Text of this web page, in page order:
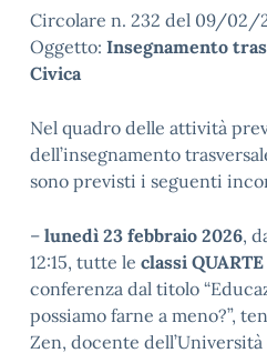
Circolare n. 232 del 09/02/
Oggetto: Insegnamento
Civica
Nel quadro delle attività
dell’insegnamento
sono previsti i seguenti
– lunedì 23 febbraio 2026,
12:15, tutte le classi QUARTE
conferenza dal titolo
possiamo farne a meno?”,
Zen, docente